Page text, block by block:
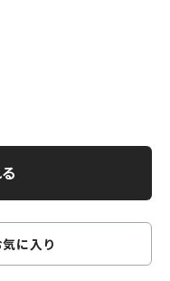
に入り